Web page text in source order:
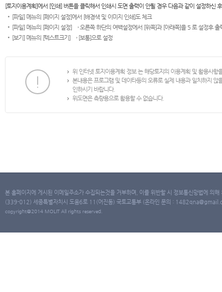
[토지이용계획]에서 [인쇄] 버튼을 클릭해서 인쇄시 도면 출력이 안될 경우 다음과 같이 설정하신
[파일] 메뉴의 [페이지 설정]에서 [배경색 및 이미지 인쇄]도 체크
[파일] 메뉴의 [페이지 설정] → 오른쪽 하단의 여백설정에서 [위쪽]과 [아래쪽]을 5 로 설정후 출
[보기] 메뉴의 [텍스트크기] → [보통]으로 설정
위 인터넷 토지이용계획 정보 는 해당토지의 이용계획 및 활용사
본내용은 프로그램 및 데이타등의 오류로 실제 내용과 일치하지
인하시기 바랍니다.
위도면은 측량용으로 활용할 수 없습니다.
본 홈페이지에 게시된 이메일주소가 수집되는것을 거부하며, 이를 위반할 시 정보통신망법에 의
(339-012) 세종특별자치시 도움6로 11(어진동) 국토교통부 (온라인 문의 :
copyright@2014 MOLIT All rights reserved.